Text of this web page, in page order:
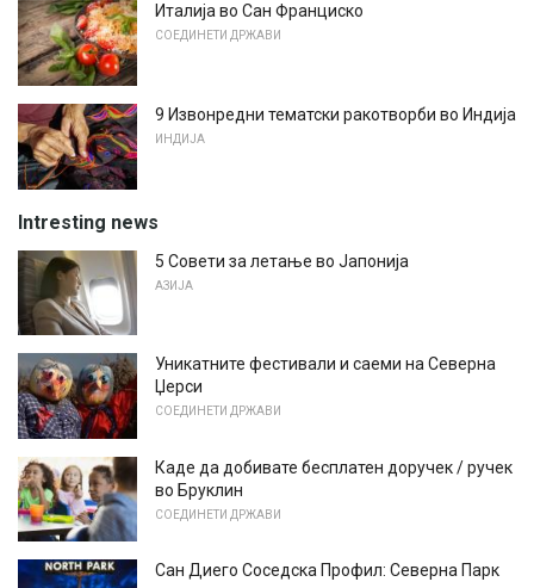
Италија во Сан Франциско
СОЕДИНЕТИ ДРЖАВИ
9 Извонредни тематски ракотворби во Индија
ИНДИЈА
Intresting news
5 Совети за летање во Јапонија
АЗИЈА
Уникатните фестивали и саеми на Северна
Џерси
СОЕДИНЕТИ ДРЖАВИ
Каде да добивате бесплатен доручек / ручек
во Бруклин
СОЕДИНЕТИ ДРЖАВИ
Сан Диего Соседска Профил: Северна Парк